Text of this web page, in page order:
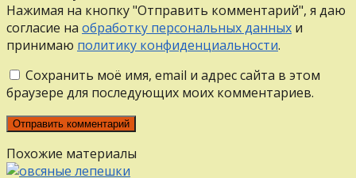
Нажимая на кнопку "Отправить комментарий", я даю
согласие на обработку персональных данных и
принимаю политику конфиденциальности.
Сохранить моё имя, email и адрес сайта в этом
браузере для последующих моих комментариев.
Похожие материалы